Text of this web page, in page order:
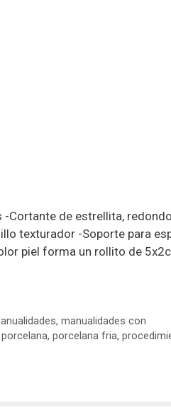
Cortante de estrellita,
texturador -Soporte para
piel forma un rollito de
, manualidades con
porcelana, porcelana fria,